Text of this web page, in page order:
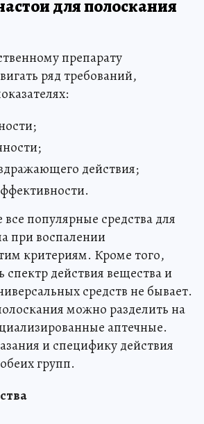
для полоскания
препарату
ряд требований,
действия;
популярные средства для
при воспалении
критериям. Кроме того,
спектр действия вещества и
средств не бывает.
можно разделить на
аптечные.
и специфику действия
групп.